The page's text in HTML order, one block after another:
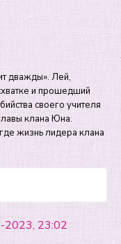
дважды». Лей,
и прошедший
своего учителя
клана Юна.
жизнь лидера клана
2023, 23:02